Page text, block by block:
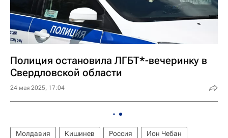
Полиция остановила ЛГБТ*-вечеринку в
Свердловской области
24 мая 2025, 17:04
Молдавия Кишинев Россия
Ион Чебан